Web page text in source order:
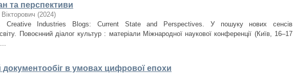
та перспективи
(2024)
Creative Industries Blogs: Current State and Perspectives. У пошуку нових сенсів
Повоєнний діалог культур : матеріали Міжнародної наукової конференції (Київ, 16–17
документообіг в умовах цифрової епохи